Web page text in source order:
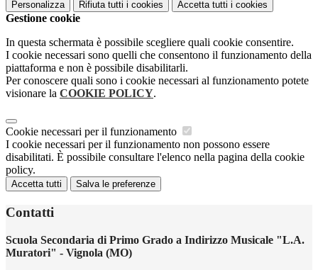
Personalizza Rifiuta tutti i cookies Accetta tutti i cookies
Gestione cookie
In questa schermata è possibile scegliere quali cookie consentire.
I cookie necessari sono quelli che consentono il funzionamento della
piattaforma e non è possibile disabilitarli.
Per conoscere quali sono i cookie necessari al funzionamento potete
visionare la COOKIE POLICY.
Cookie necessari per il funzionamento
I cookie necessari per il funzionamento non possono essere
disabilitati. È possibile consultare l'elenco nella pagina della cookie
policy.
Accetta tutti Salva le preferenze
Contatti
Scuola Secondaria di Primo Grado a Indirizzo Musicale "L.A.
Muratori" - Vignola (MO)